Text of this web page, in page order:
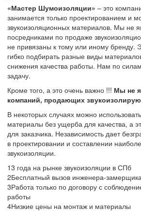
«Мастер Шумоизоляции» – это
занимается только проектированием и
звукоизоляционных материалов. Мы не
посредниками по продаже
не привязаны к тому или иному бренду.
гибко подбирать разные виды
снижения качества работы. Нам по
задачу.
Кроме того, а это очень важно !!! Мы не
компаний, продающих
В некоторых случаях можно
материалы без ущерба для качества, а
для заказчика. Независимость дает
в проектировании и составлении
звукоизоляции.
13 года на рынке звукоизоляции в СПб
2Бесплатный вызов инженера-замерщика
3Работа только по договору с
работы
4Низкие цены на монтаж и материалы